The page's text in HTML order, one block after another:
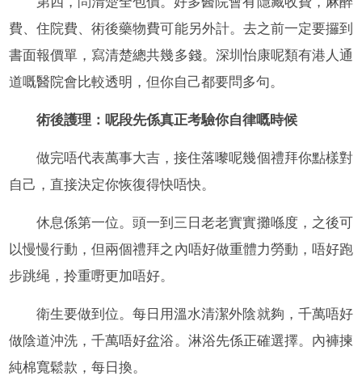
費、住院費、術後藥物費可能另外計。去之前一定要攞到
書面報價單，寫清楚總共幾多錢。深圳怡康呢類有港人通
道嘅醫院會比較透明，但你自己都要問多句。
術後護理：呢段先係真正考驗你自律嘅時候
做完唔代表萬事大吉，接住落嚟呢幾個禮拜你點樣對
自己，直接決定你恢復得快唔快。
休息係第一位。頭一到三日老老實實攤喺度，之後可
以慢慢行動，但兩個禮拜之內唔好做重體力勞動，唔好跑
步跳绳，拎重嘢更加唔好。
衛生要做到位。每日用溫水清潔外陰就夠，千萬唔好
做陰道沖洗，千萬唔好盆浴。淋浴先係正確選擇。內褲揀
純棉寬鬆款，每日換。